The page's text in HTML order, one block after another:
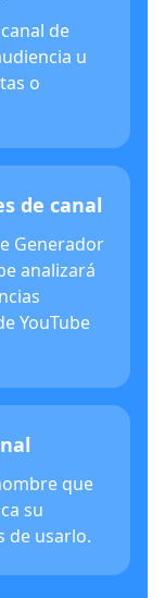
de
u
o
de canal
Generador
analizará
YouTube
que
su
de usarlo.